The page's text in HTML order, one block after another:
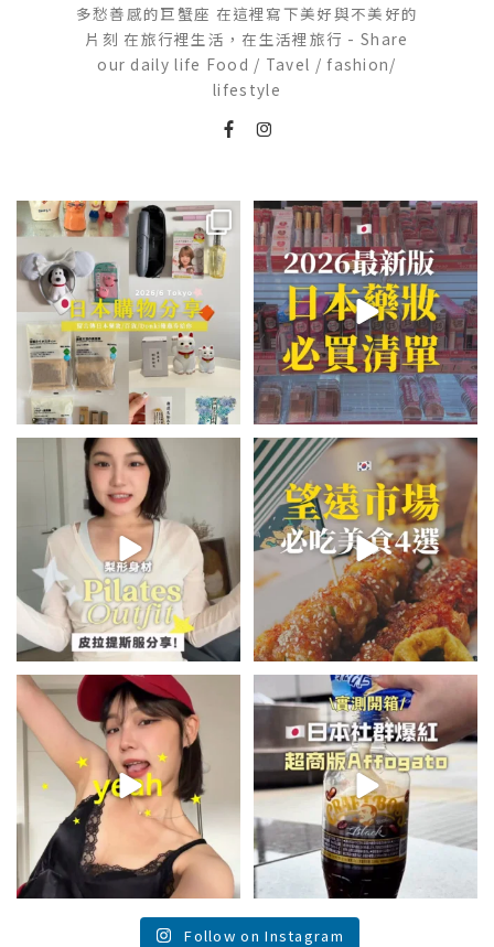
多愁善感的巨蟹座 在這裡寫下美好與不美好的
片刻 在旅行裡生活，在生活裡旅行 - Share
our daily life Food / Tavel / fashion/
lifestyle
💭留言「免費」傳日本藥妝店/百
貨/機場/Donki/折價券給你...
452 44
2026🇯🇵日本藥妝店必買什麼
日本最近紅什麼？...
123 20
💭留言「美背」傳🔗給你！
🏷️#吉推韓國 🇰🇷
...
48 20
\🇰🇷韓國望遠市場4家必吃美食
😋/
💭留言「望遠市場」傳地址給你
345 59
summer outfit⋆.˚✮🎧✮˚.⋆
夏日穿搭最需要單品！...
755 43
\🇯🇵日本爆紅!超商版Affogato
🍨☕️/
🏷️#吉推日本🇯🇵...
117 26
Follow on Instagram